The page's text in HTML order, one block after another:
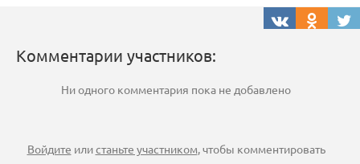
Комментарии участников:
Ни одного комментария пока не добавлено
Войдите илистаньте участником, чтобы комментировать